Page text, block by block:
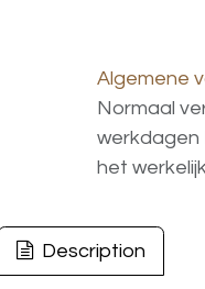
Algemene
Normaal
werkdagen
het
Description